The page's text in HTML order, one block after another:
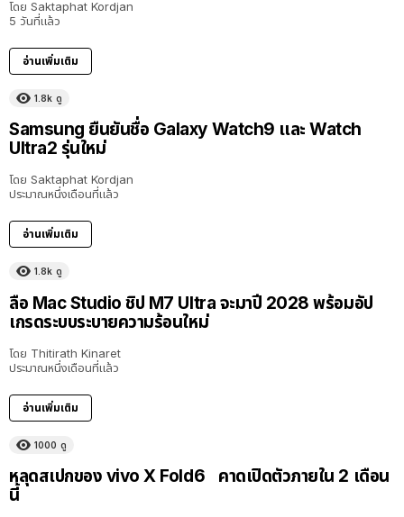
โดย Saktaphat Kordjan
5 วันที่แล้ว
อ่านเพิ่มเติม
1.8k ดู
Samsung ยืนยันชื่อ Galaxy Watch9 และ Watch
Ultra2 รุ่นใหม่
โดย Saktaphat Kordjan
ประมาณหนึ่งเดือนที่แล้ว
อ่านเพิ่มเติม
1.8k ดู
ลือ Mac Studio ชิป M7 Ultra จะมาปี 2028 พร้อมอัป
เกรดระบบระบายความร้อนใหม่
โดย Thitirath Kinaret
ประมาณหนึ่งเดือนที่แล้ว
อ่านเพิ่มเติม
1000 ดู
หลุดสเปกของ vivo X Fold6 คาดเปิดตัวภายใน 2 เดือน
นี้